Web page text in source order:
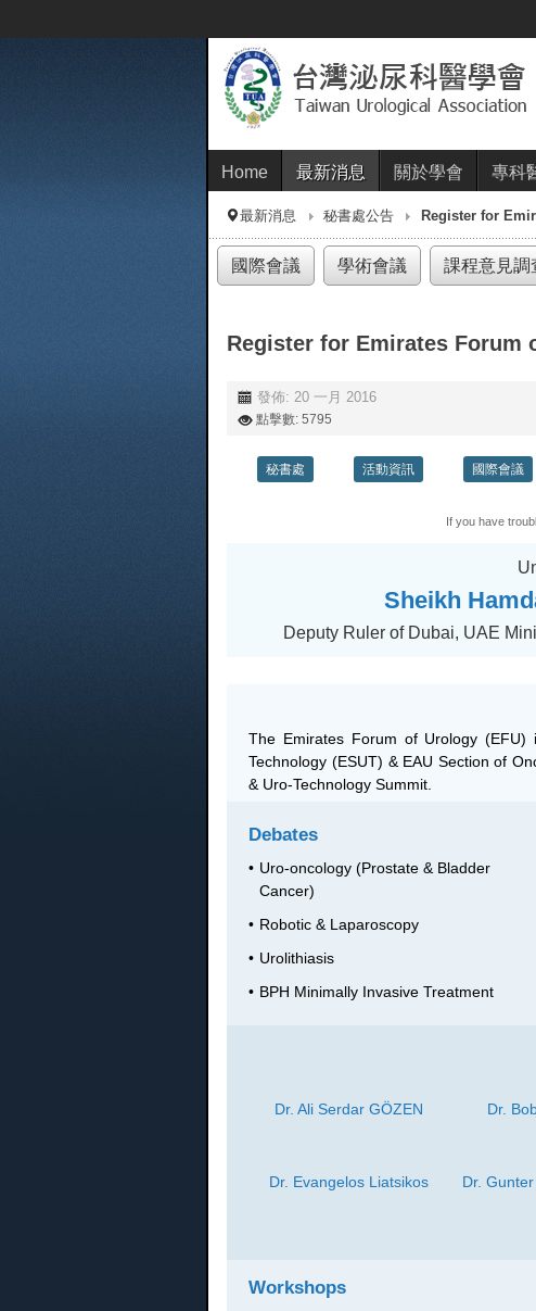
Home 最新消息 關於學會 專科
最新消息 秘書處公告 ​Register for
國際會議 學術會議 課程意見調
​Register for Emirates Forum
發佈: 20 一月 2016
點擊數: 5795
秘書處 活動資訊 國際會議
If you have
Sheikh
Deputy Ruler of Dubai, UAE
The Emirates Forum of Urology
Technology (ESUT) & EAU Section of
& Uro-Technology Summit.
Debates
• Uro-oncology (Prostate & Bladder
Cancer)
• Robotic & Laparoscopy
• Urolithiasis
• BPH Minimally Invasive Treatment
Dr. Ali Serdar GÖZEN Dr.
Dr. Evangelos Liatsikos Dr.
Workshops